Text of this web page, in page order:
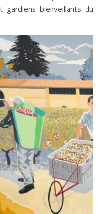
gardiens bienveillants du